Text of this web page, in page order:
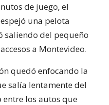
de juego, el
una pelota
del pequeño
a Montevideo.
quedó enfocando la
salía lentamente del
los autos que